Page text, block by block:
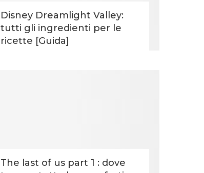
Disney Dreamlight Valley:
tutti gli ingredienti per le
ricette [Guida]
The last of us part 1 : dove